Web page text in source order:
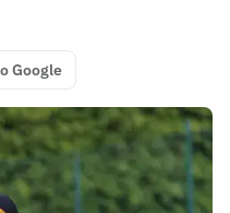
Google